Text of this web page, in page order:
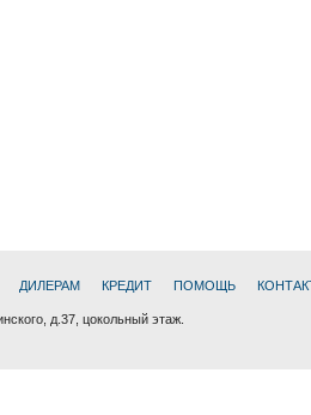
ДИЛЕРАМ КРЕДИТ ПОМОЩЬ
д.37, цокольный этаж.